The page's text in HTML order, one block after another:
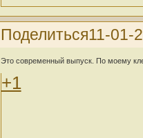
Поделиться11-01-
Это современный выпуск. По моему
+1